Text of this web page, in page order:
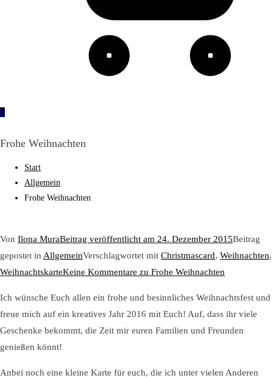
0
Frohe Weihnachten
Start
Allgemein
Frohe Weihnachten
Von Ilona MuraBeitrag veröffentlicht am 24. Dezember 2015Beitrag
gepostet in AllgemeinVerschlagwortet mit Christmascard, Weihnachten,
WeihnachtskarteKeine Kommentare zu Frohe Weihnachten
Ich wünsche Euch allen ein frohe und besinnliches Weihnachtsfest und
freue mich auf ein kreatives Jahr 2016 mit Euch! Auf, dass ihr viele
Geschenke bekommt, die Zeit mir euren Familien und Freunden
genießen könnt!
Anbei noch eine kleine Karte für euch, die ich unter vielen Anderen